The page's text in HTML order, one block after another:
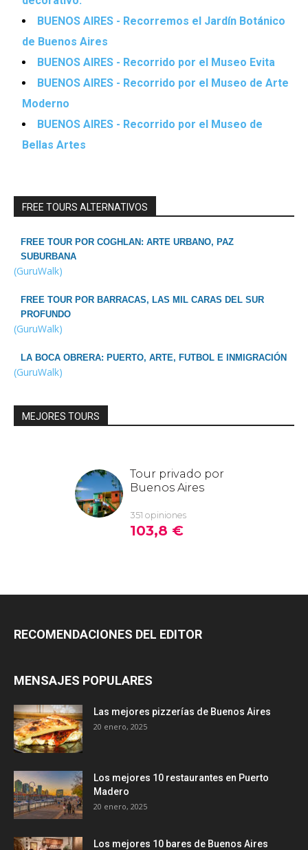
BUENOS AIRES - Recorremos el Jardín Botánico
de Buenos Aires
BUENOS AIRES - Recorrido por el Museo Evita
BUENOS AIRES - Recorrido por el Museo de Arte
Moderno
BUENOS AIRES - Recorrido por el Museo de
Bellas Artes
FREE TOURS ALTERNATIVOS
FREE TOUR POR COGHLAN: ARTE URBANO, PAZ
SUBURBANA
(GuruWalk)
FREE TOUR POR BARRACAS, LAS MIL CARAS DEL SUR
PROFUNDO
(GuruWalk)
LA BOCA OBRERA: PUERTO, ARTE, FUTBOL E INMIGRACIÓN
(GuruWalk)
MEJORES TOURS
RECOMENDACIONES DEL EDITOR
MENSAJES POPULARES
Las mejores pizzerías de Buenos Aires
20 enero, 2025
Los mejores 10 restaurantes en Puerto
Madero
20 enero, 2025
Los mejores 10 bares de Buenos Aires